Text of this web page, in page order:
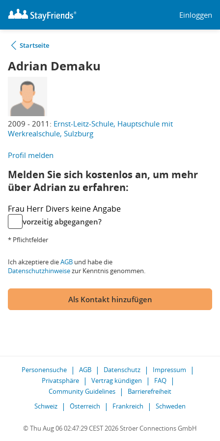
Einloggen
Startseite
Adrian Demaku
2009 - 2011: Ernst-Leitz-Schule, Hauptschule mit
Werkrealschule, Sulzburg
Profil melden
Melden Sie sich kostenlos an, um mehr
über Adrian zu erfahren:
Frau Herr Divers keine Angabe
vorzeitig abgegangen?
* Pflichtfelder
Ich akzeptiere dieAGB und habe die
Datenschutzhinweisezur Kenntnis genommen.
Als Kontakt hinzufügen
Personensuche AGB Datenschutz
Impressum
Privatsphäre
Vertrag kündigen
FAQ
Community Guidelines
Barrierefreiheit
Schweiz
Österreich Frankreich Schweden
© Thu Aug 06 02:47:29 CEST 2026 Ströer Connections GmbH